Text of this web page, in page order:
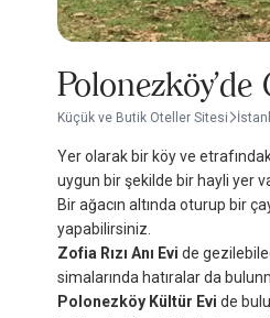
Polonezköy'de
Küçük ve Butik Oteller Sitesi
Yer olarak bir köy ve
uygun bir şekilde bir hayli yer
Bir ağacın altında oturup bir
yapabilirsiniz.
Zofia Rızı Anı Evi de
simalarında hatıralar da
Polonezköy Kültür Evi de